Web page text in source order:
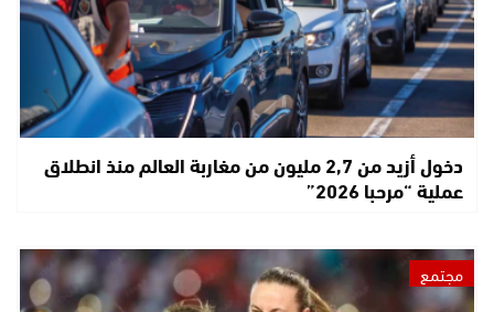
دخول أزيد من 2,7 مليون من مغاربة العالم منذ انطلاق
عملية “مرحبا 2026”
مجتمع